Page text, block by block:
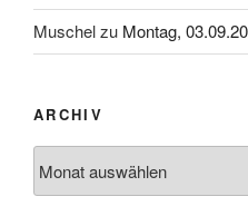
Muschelzu Montag,
ARCHIV